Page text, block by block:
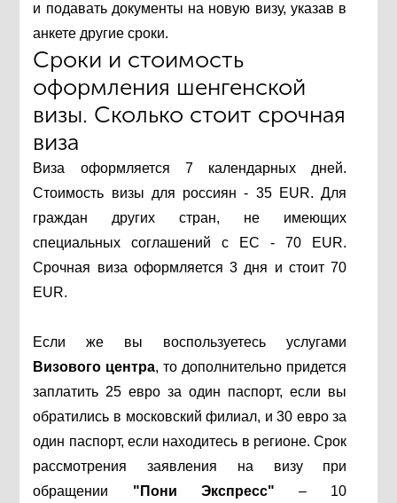
и подавать документы на новую визу, указав в
анкете другие сроки.
Сроки и стоимость
оформления шенгенской
визы. Сколько стоит срочная
виза
Виза оформляется 7 календарных дней.
Стоимость визы для россиян - 35 EUR. Для
граждан других стран, не имеющих
специальных соглашений с ЕС - 70 EUR.
Срочная виза оформляется 3 дня и стоит 70
EUR.
Если же вы воспользуетесь услугами
Визового центра, то дополнительно придется
заплатить 25 евро за один паспорт, если вы
обратились в московский филиал, и 30 евро за
один паспорт, если находитесь в регионе. Срок
рассмотрения заявления на визу при
обращении "Пони Экспресс"– 10